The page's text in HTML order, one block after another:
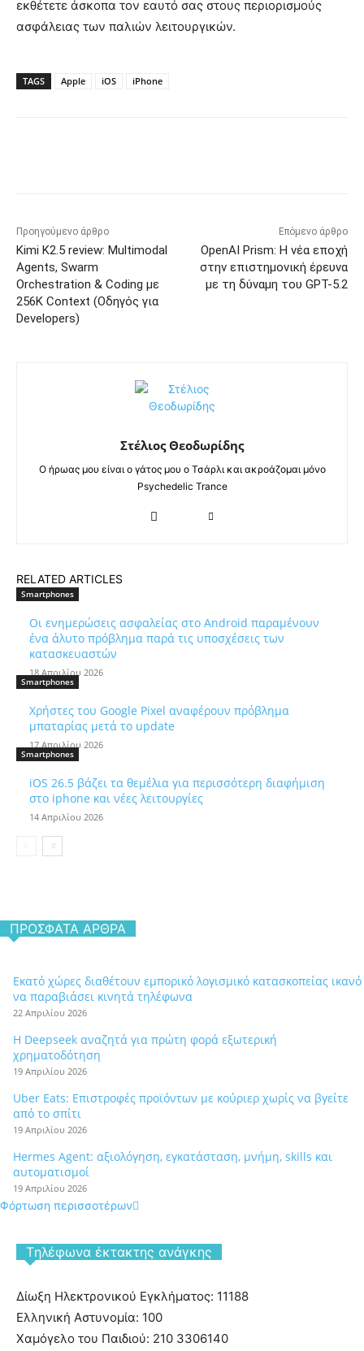
εκθέτετε άσκοπα τον εαυτό σας στους περιορισμούς
ασφάλειας των παλιών λειτουργικών.
TAGS Apple iOS iPhone
Προηγούμενο άρθρο
Kimi K2.5 review: Multimodal
Agents, Swarm
Orchestration & Coding με
256K Context (Οδηγός για
Developers)
Επόμενο άρθρο
OpenAI Prism: Η νέα εποχή
στην επιστημονική έρευνα
με τη δύναμη του GPT-5.2
Στέλιος Θεοδωρίδης
Ο ήρωας μου είναι ο γάτος μου ο Τσάρλι και ακροάζομαι μόνο
Psychedelic Trance
RELATED ARTICLES
Smartphones
Οι ενημερώσεις ασφαλείας στο Android παραμένουν
ένα άλυτο πρόβλημα παρά τις υποσχέσεις των
κατασκευαστών
18 Απριλίου 2026
Smartphones
Χρήστες του Google Pixel αναφέρουν πρόβλημα
μπαταρίας μετά το update
17 Απριλίου 2026
Smartphones
iOS 26.5 βάζει τα θεμέλια για περισσότερη διαφήμιση
στο iphone και νέες λειτουργίες
14 Απριλίου 2026
ΠΡΌΣΦΑΤΑ ΆΡΘΡΑ
Εκατό χώρες διαθέτουν εμπορικό λογισμικό κατασκοπείας ικανό
να παραβιάσει κινητά τηλέφωνα
22 Απριλίου 2026
Η Deepseek αναζητά για πρώτη φορά εξωτερική
χρηματοδότηση
19 Απριλίου 2026
Uber Eats: Επιστροφές προϊόντων με κούριερ χωρίς να βγείτε
από το σπίτι
19 Απριλίου 2026
Hermes Agent: αξιολόγηση, εγκατάσταση, μνήμη, skills και
αυτοματισμοί
19 Απριλίου 2026
Φόρτωση περισσοτέρων
Tηλέφωνα έκτακτης ανάγκης
Δίωξη Ηλεκτρονικού Εγκλήματος: 11188
Ελληνική Αστυνομία: 100
Χαμόγελο του Παιδιού: 210 3306140